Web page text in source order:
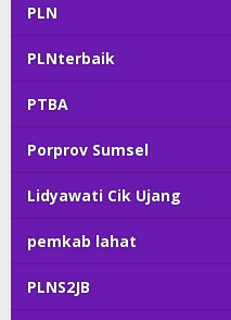
PLN
PLNterbaik
PTBA
Porprov Sumsel
Lidyawati Cik Ujang
pemkab lahat
PLNS2JB